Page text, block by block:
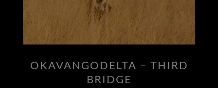
OKAVANGODELTA – THIRD
BRIDGE